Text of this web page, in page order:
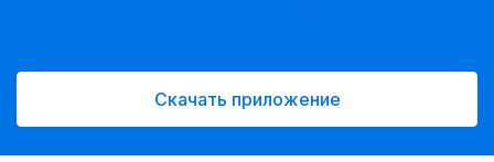
Скачать приложение